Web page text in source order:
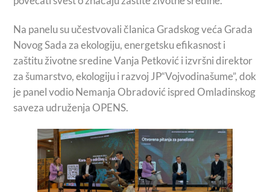
Na panelu su učestvovali članica Gradskog veća Grada
Novog Sada za ekologiju,energetsku efikasnost i
zaštitu životne sredine Vanja Petković i izvršni direktor
za šumarstvo, ekologiju i razvoj JP“Vojvodinašume”, dok
je panel vodio Nemanja Obradović ispred Omladinskog
saveza udruženja OPENS.